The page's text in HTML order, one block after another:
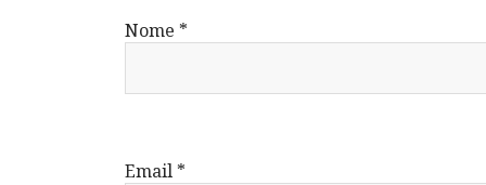
Nome *
Email *